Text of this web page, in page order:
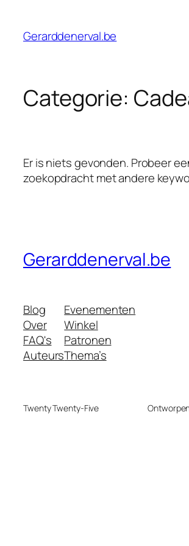
Gerarddenerval.be
Categorie:
Er is niets gevonden. Probeer
zoekopdracht met andere
Gerarddenerval.be
Blog
Over
FAQ's
Auteurs
Evenementen
Winkel
Patronen
Thema’s
Twenty Twenty-Five